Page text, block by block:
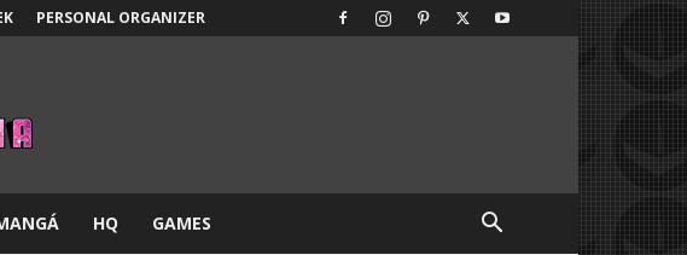
PERSONAL ORGANIZER
HQ GAMES